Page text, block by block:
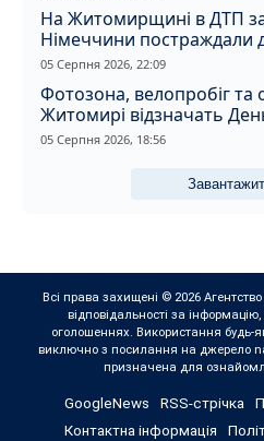
На Житомирщині в ДТП
Німеччини постраждали
05 Серпня 2026, 22:09
Фотозона, велопробіг та
Житомирі відзначать
Незалежності
05 Серпня 2026, 18:56
Всі права захищені © 2026
відповідальності за
оголошеннях. Використання будь-
виключно з посилання на джерело
призначена для
GoogleNews RSS-стрічка
Контактна інформація